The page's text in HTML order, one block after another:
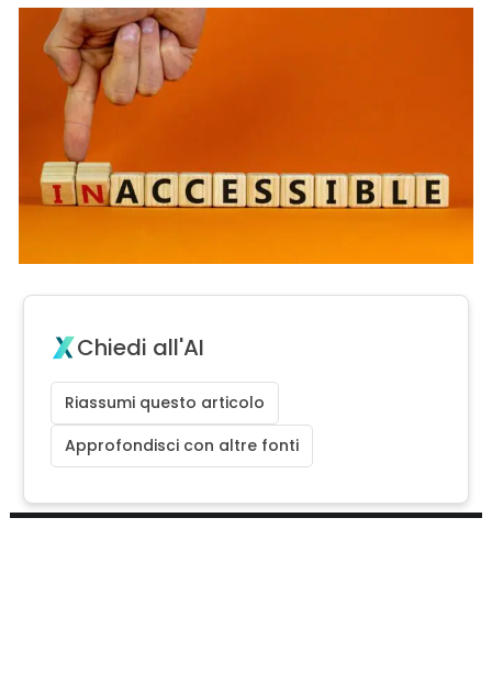
Chiedi all'AI
Riassumi questo articolo
Approfondisci con altre fonti